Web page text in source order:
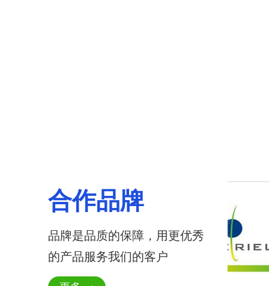
合作品牌
品牌是品质的保障，用更优秀
的产品服务我们的客户